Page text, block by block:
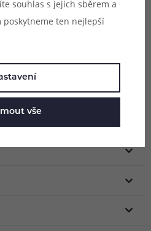
EVIO Gleam Pod
žhavící tělíska z
je nutné dokoupit je
souhlas s jejich sběrem a
poskytneme ten nejlepší
vše